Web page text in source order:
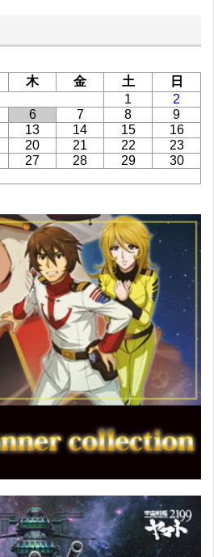
木 金 土
日
1
2
6 7 8
9
13 14 15
16
20 21 22
23
27 28 29
30